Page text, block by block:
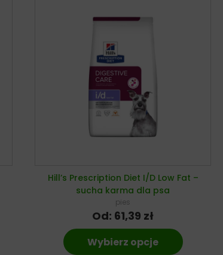
Hill’s Prescription Diet I/D Low Fat –
sucha karma dla psa
pies
Od: 61,39 zł
Wybierz opcje